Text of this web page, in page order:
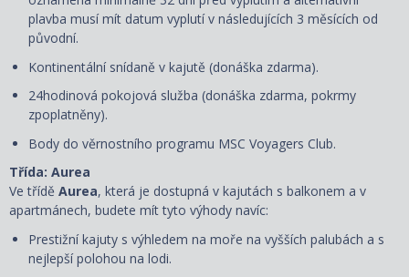
plavba musí mít datum vyplutí v následujících 3 měsících od
původní.
Kontinentální snídaně v kajutě (donáška zdarma).
24hodinová pokojová služba (donáška zdarma, pokrmy
zpoplatněny).
Body do věrnostního programu MSC Voyagers Club.
Třída: Aurea
Ve třídě Aurea, která je dostupná v kajutách s balkonem a v
apartmánech, budete mít tyto výhody navíc:
Prestižní kajuty s výhledem na moře na vyšších palubách a s
nejlepší polohou na lodi.